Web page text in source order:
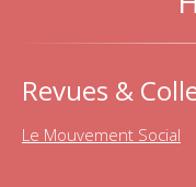
Revues &
Le Mouvement Social